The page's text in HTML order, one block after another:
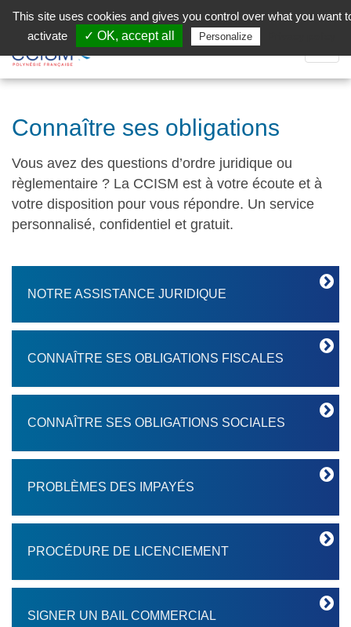
Facebook (Customer Chat) is disabled.
la
Connaître ses obligations
Vous avez des questions d’ordre juridique ou
règlementaire ? La CCISM est à votre écoute et à
votre disposition pour vous répondre. Un service
personnalisé, confidentiel et gratuit.
NOTRE ASSISTANCE JURIDIQUE
CONNAÎTRE SES OBLIGATIONS FISCALES
CONNAÎTRE SES OBLIGATIONS SOCIALES
PROBLÈMES DES IMPAYÉS
PROCÉDURE DE LICENCIEMENT
SIGNER UN BAIL COMMERCIAL
This site uses cookies and gives you control over what you want
activate
✓ OK, accept all Personalize